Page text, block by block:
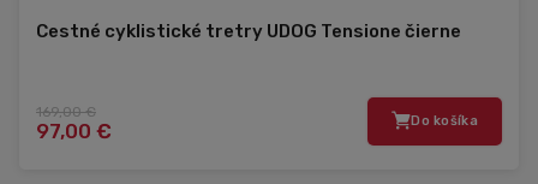
Cestné cyklistické tretry UDOG Tensione čierne
169,00 €
97,00 € Do košíka